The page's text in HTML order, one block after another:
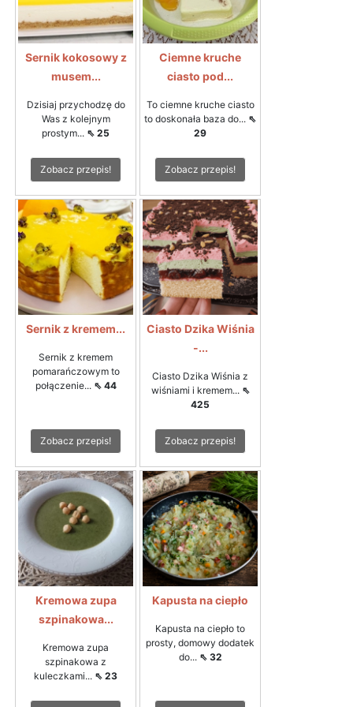
Sernik kokosowy z
musem...
Dzisiaj przychodzę do
Was z kolejnym
prostym... ⇖ 25
Zobacz przepis!
Ciemne kruche
ciasto pod...
To ciemne kruche ciasto
to doskonała baza do... ⇖
29
Zobacz przepis!
Sernik z kremem...
Sernik z kremem
pomarańczowym to
połączenie... ⇖ 44
Zobacz przepis!
Ciasto Dzika Wiśnia
-...
Ciasto Dzika Wiśnia z
wiśniami i kremem... ⇖
425
Zobacz przepis!
Kremowa zupa
szpinakowa...
Kremowa zupa
szpinakowa z
kuleczkami... ⇖ 23
Kapusta na ciepło
Kapusta na ciepło to
prosty, domowy dodatek
do... ⇖ 32